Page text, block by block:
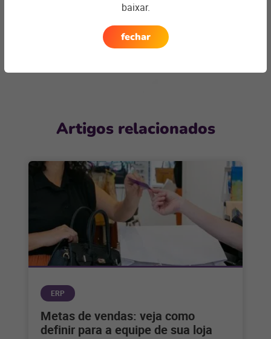
encontrar asolução ideal
Entre em contato
Artigos relacionados
ERP
Metas de vendas: veja como
definir para a equipe de sua loja
baixar.
fechar